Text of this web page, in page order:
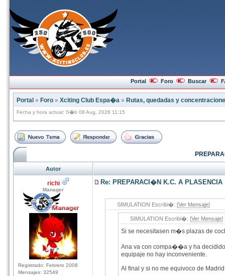
Portal Foro Buscar
Portal » Foro » Xciting Club Espa�a » Rutas, quedadas y
Fecha y hora actual: S�b 08 Aug, 2026 11:15
Autor
richi
Manager
Registrado: Febrero 2008
Mensajes: 32549
Re: PREPARACI�N K.C. A PLASENCIA
SIMULATION Escribi�: [Ver Mensaje]
SIMULATION Escribi�: [Ver Mensaje]
Si se necesitasen m�s plazas de
Ana va con compa��a y ha
equipaje no hay inconveniente.
Al final y si no me equivoco de